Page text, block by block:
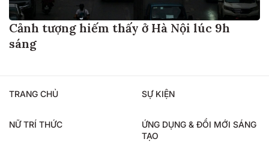
Cảnh tượng hiếm thấy ở Hà Nội lúc 9h
sáng
TRANG CHỦ SỰ KIỆN
NỮ TRÍ THỨC
ỨNG DỤNG & ĐỔI MỚI SÁNG
TẠO